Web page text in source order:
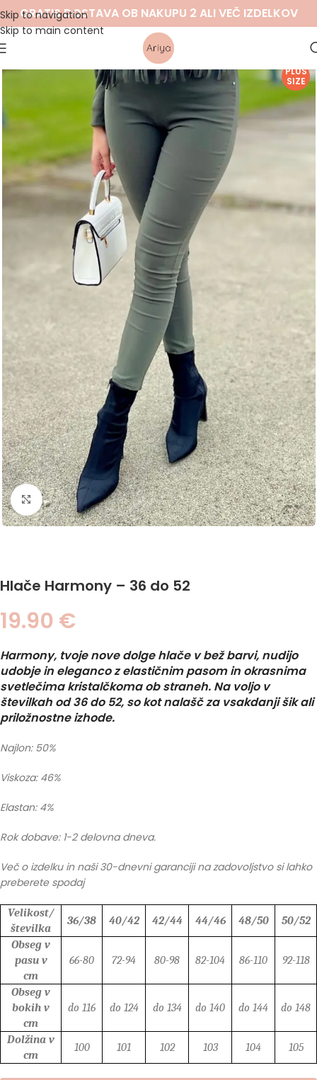
Skip to navigation
Skip to main content
GRATIS DOSTAVA OB NAKUPU 2 ALI VEČ IZDELKOV
PLUS
SIZE
Click to enlarge
Hlače Harmony – 36 do 52
19.90 €
Harmony, tvoje nove dolge hlače v bež barvi, nudijo
udobje in eleganco z elastičnim pasom in okrasnima
svetlečima kristalčkoma ob straneh. Na voljo v
številkah od 36 do 52, so kot nalašč za vsakdanji šik ali
priložnostne izhode.
Najlon: 50%
Viskoza: 46%
Elastan: 4%
Rok dobave: 1-2 delovna dneva.
Več o izdelku in naši 30-dnevni garanciji na zadovoljstvo si lahko
preberete spodaj
Velikost/
številka
36/38 40/42 42/44 44/46 48/50
50/52
Obseg v
pasu v
cm
66-80 72-94 80-98 82-104 86-110 92-118
Obseg v
bokih v
cm
do 116 do 124 do 134 do 140 do 144 do 148
Dolžina v
cm
100 101 102 103 104 105